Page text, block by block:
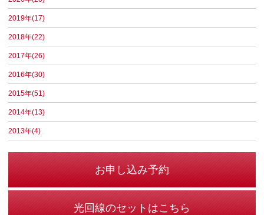
2019年(17)
2018年(22)
2017年(26)
2016年(30)
2015年(51)
2014年(13)
2013年(4)
お申し込み予約
光回線のセットはこちら